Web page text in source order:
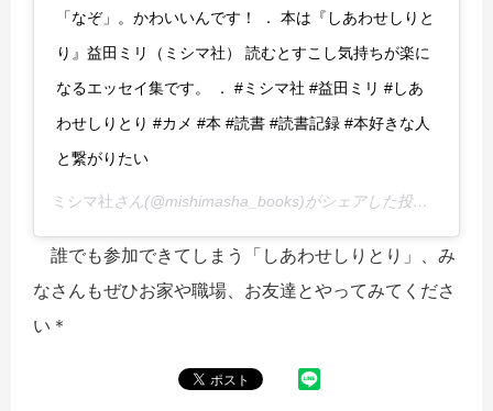
「なぞ」。かわいいんです！ ． 本は『しあわせしりと
り』益田ミリ（ミシマ社） 読むとすこし気持ちが楽に
なるエッセイ集です。 ． #ミシマ社 #益田ミリ #しあ
わせしりとり #カメ #本 #読書 #読書記録 #本好きな人
と繋がりたい
ミシマ社さん(@mishimasha_books)がシェアした投稿 -
誰でも参加できてしまう「しあわせしりとり」、み
なさんもぜひお家や職場、お友達とやってみてくださ
い＊